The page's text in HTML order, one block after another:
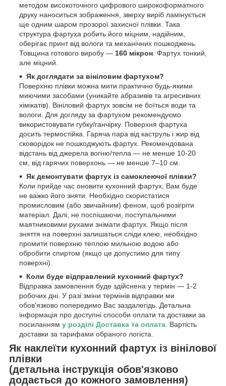
методом високоточного цифрового широкоформатного
друку наноситься зображення, зверху виріб ламінується
ще одним шаром прозорої захисної плівки. Така
структура фартуха робить його міцним, надійним,
оберігає принт від вологи та механічних пошкоджень.
Товщина готового виробу — 160 мікрон . Фартух тонкий,
але міцний.
Як доглядати за вініловим фартухом?
Поверхню плівки можна мити практично будь-якими
миючими засобами (уникайте абразивів та агресивних
хімікатів). Вініловий фартух зовсім не боїться води та
вологи. Для догляду за фартухом рекомендуємо
використовувати губку/ганчірку. Поверхня фартуха
досить термостійка. Гаряча пара від каструль і жир від
сковорідок не пошкоджують фартух. Рекомендована
відстань від джерела вогню/тепла — не менше 10-20
см, від гарячих поверхонь — не менше 7–10 см.
Як демонтувати фартух із самоклеючої плівки?
Коли прийде час оновити кухонний фартух, Вам буде
не важко його зняти. Необхідно скористатися
промисловим (або звичайним) феном, щоб розігріти
матеріал. Далі, не поспішаючи, поступальними
маятниковими рухами знімати фартух. Якщо після
зняття на поверхні залишаться сліди клею, необхідно
промити поверхню теплою мильною водою або
обробити спиртом (якщо це допустимо для типу
поверхні).
Коли буде відправлений кухонний фартух?
Відправка замовлення буде здійснена у термін — 1-2
робочих дні. У разі зміни термінів відправки ми
обов'язково попередимо Вас заздалегідь. Детальна
інформація про доступні способи оплати та доставки за
посиланням у розділі Доставка та оплата . Вартість
доставки за тарифами обраного логіста.
Як наклеїти кухонний фартух із вінілової
плівки
(детальна інструкція обов'язково
додається до кожного замовлення)